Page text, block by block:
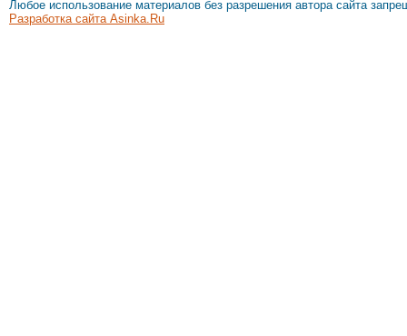
Любое использование материалов без разрешения автора сайта
Разработка сайта Asinka.Ru